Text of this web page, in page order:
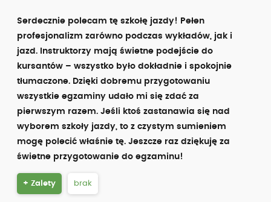
Serdecznie polecam tę szkołę jazdy! Pełen
profesjonalizm zarówno podczas wykładów, jak i
jazd. Instruktorzy mają świetne podejście do
kursantów – wszystko było dokładnie i spokojnie
tłumaczone. Dzięki dobremu przygotowaniu
wszystkie egzaminy udało mi się zdać za
pierwszym razem. Jeśli ktoś zastanawia się nad
wyborem szkoły jazdy, to z czystym sumieniem
mogę polecić właśnie tę. Jeszcze raz dziękuję za
świetne przygotowanie do egzaminu!
+ Zalety brak